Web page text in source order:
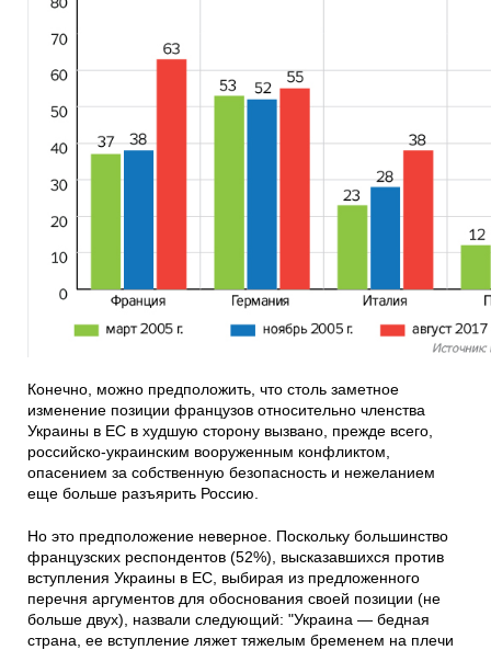
Конечно, можно предположить, что столь заметное
изменение позиции французов относительно членства
Украины в ЕС в худшую сторону вызвано, прежде всего,
российско-украинским вооруженным конфликтом,
опасением за собственную безопасность и нежеланием
еще больше разъярить Россию.
Но это предположение неверное. Поскольку большинство
французских респондентов (52%), высказавшихся против
вступления Украины в ЕС, выбирая из предложенного
перечня аргументов для обоснования своей позиции (не
больше двух), назвали следующий: "Украина — бедная
страна, ее вступление ляжет тяжелым бременем на плечи